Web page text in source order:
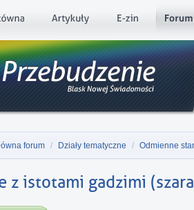
forum / Działy tematyczne / Odmienne
z istotami gadzimi